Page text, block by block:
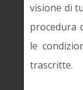
visione di
procedura
le
trascritte.